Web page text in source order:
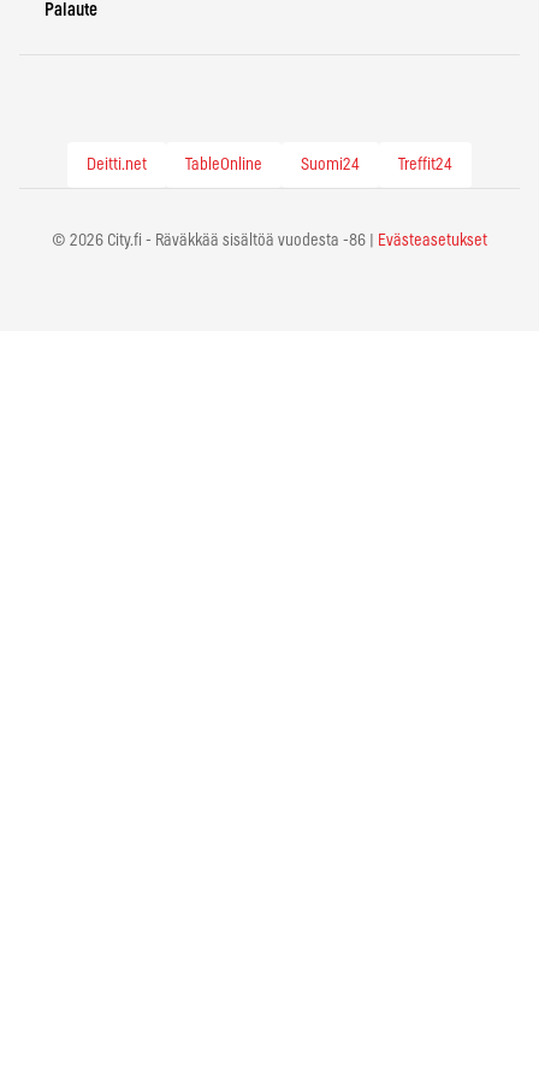
Palaute
Deitti.net TableOnline Suomi24 Treffit24
© 2026 City.fi - Räväkkää sisältöä vuodesta -86 | Evästeasetukset